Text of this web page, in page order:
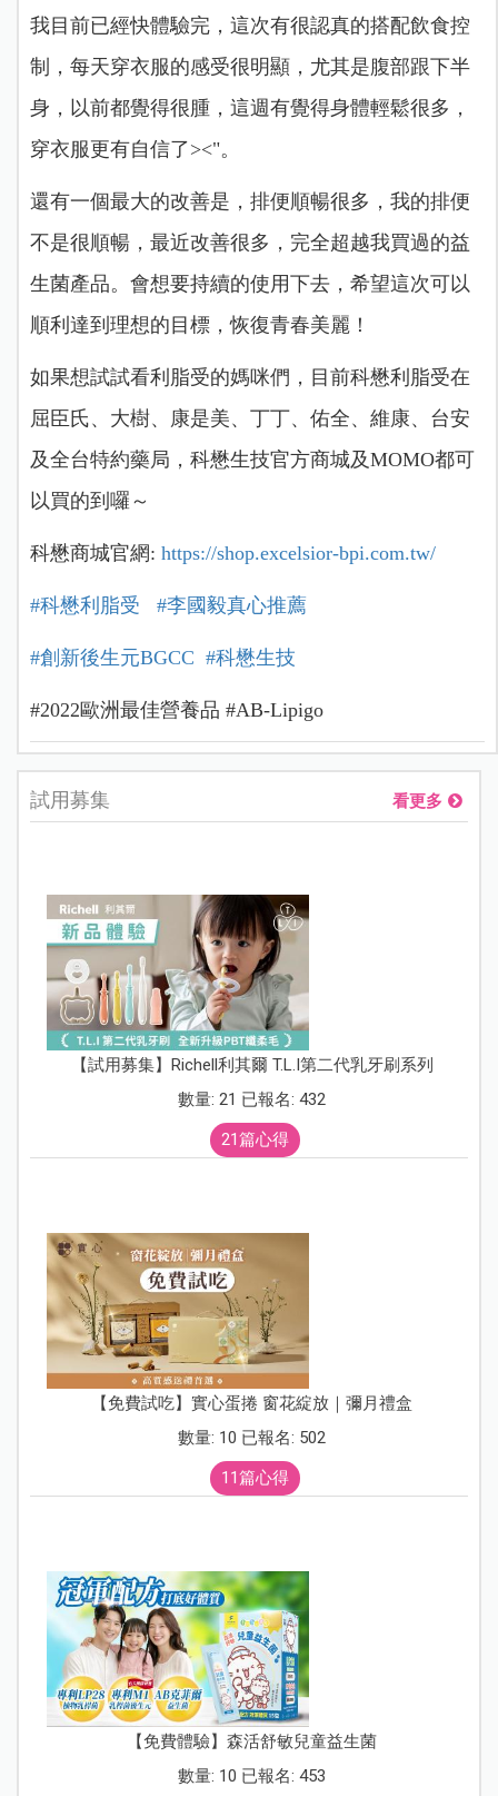
我目前已經快體驗完，這次有很認真的搭配飲食控
制，每天穿衣服的感受很明顯，尤其是腹部跟下半
身，以前都覺得很腫，這週有覺得身體輕鬆很多，
穿衣服更有自信了><"。
還有一個最大的改善是，排便順暢很多，我的排便
不是很順暢，最近改善很多，完全超越我買過的益
生菌產品。會想要持續的使用下去，希望這次可以
順利達到理想的目標，恢復青春美麗！
如果想試試看利脂受的媽咪們，目前科懋利脂受在
屈臣氏、大樹、康是美、丁丁、佑全、維康、台安
及全台特約藥局，科懋生技官方商城及MOMO都可
以買的到囉～
科懋商城官網: https://shop.excelsior-bpi.com.tw/
#科懋利脂受 #李國毅真心推薦
#創新後生元BGCC #科懋生技
#2022歐洲最佳營養品 #AB-Lipigo
試用募集 看更多
【試用募集】Richell利其爾 T.L.I第二代乳牙刷系列
數量: 21 已報名: 432
21篇心得
【免費試吃】實心蛋捲 窗花綻放｜彌月禮盒
數量: 10 已報名: 502
11篇心得
【免費體驗】森活舒敏兒童益生菌
數量: 10 已報名: 453